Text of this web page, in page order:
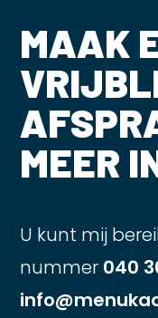
MAAK
MEER
U kunt mij
nummer 040